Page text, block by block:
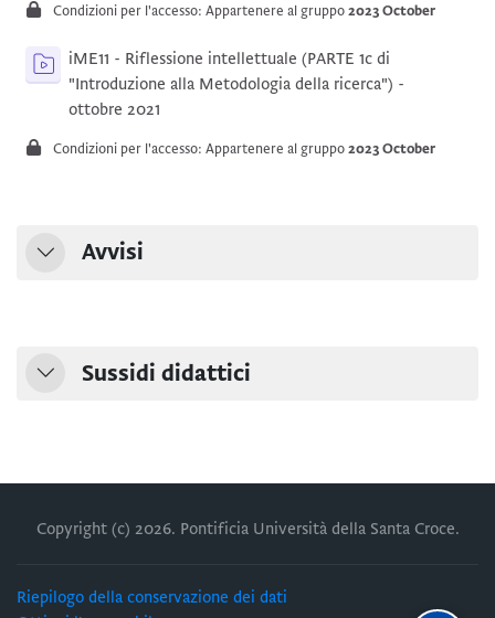
Condizioni per l'accesso: Appartenere al gruppo2023 October
iME11 - Riflessione intellettuale (PARTE 1c di
"Introduzione alla Metodologia della ricerca") -
ottobre 2021
Condizioni per l'accesso: Appartenere al gruppo2023 October
Minimizza
Avvisi
MinimizzaSussidi didattici
Copyright (c) 2026. Pontificia Università della Santa Croce.
Riepilogo della conservazione dei dati